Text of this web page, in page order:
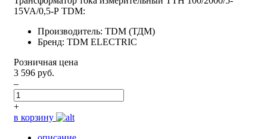
15VA/0,5-Р TDM:
Производитель: TDM (ТДМ)
Бренд: TDM ELECTRIC
Розничная цена
3 596 руб.
–
+
в корзину